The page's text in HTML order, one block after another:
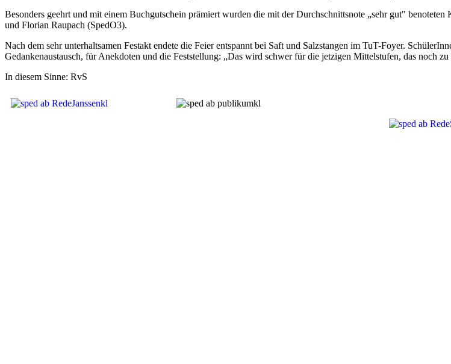
Besonders geehrt und mit einem Buchgutschein prämiert wurden die mit der Durchschnittsnote „sehr gut"
und Florian Raupach (SpedO3).
Nach dem sehr unterhaltsamen Festakt endete die Feier entspannt bei Saft und Salzstangen im TuT-Foyer.
Gedankenaustausch, für Anekdoten und die Feststellung: „Das wird schwer für die jetzigen Mittelstufen, das noch
In diesem Sinne: RvS